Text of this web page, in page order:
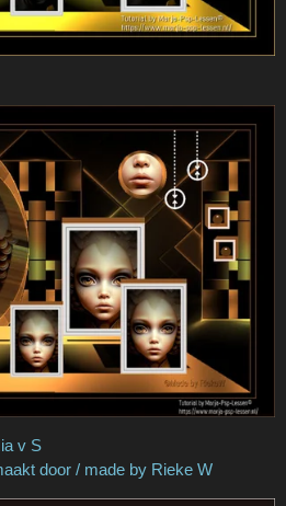
/ made by Ria v S
by Rieke W